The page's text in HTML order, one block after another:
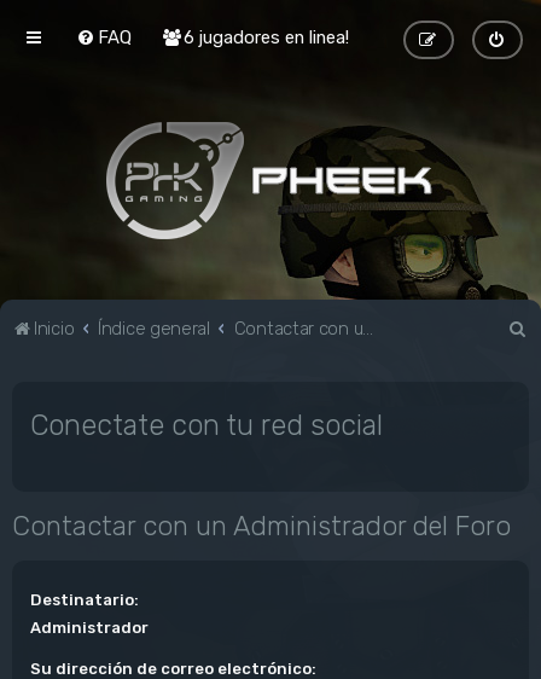
FAQ 6 jugadores en linea!
Inicio Índice general Contactar con un Administrador del Foro
Conectate con tu red social
Contactar con un Administrador del Foro
Destinatario:
Administrador
Su dirección de correo electrónico: